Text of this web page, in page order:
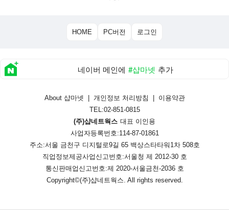
HOME PC버전 로그인
네이버 메인에 #샵마넷 추가
About 샵마넷 개인정보 처리방침
이용약관
TEL:02-851-0815
(주)샵네트웍스 대표 이인용
사업자등록번호:114-87-01861
주소:서울 금천구 디지털로9길 65 백상스타타워1차 508호
직업정보제공사업신고번호:서울청 제 2012-30 호
통신판매업신고번호:제 2020-서울금천-2036 호
Copyright©(주)샵네트웍스. All rights reserved.